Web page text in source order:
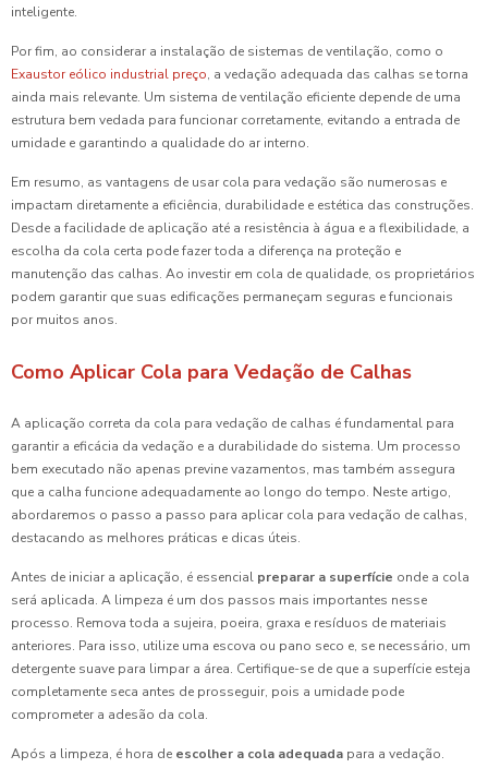
inteligente.
Por fim, ao considerar a instalação de sistemas de ventilação, como o
Exaustor eólico industrial preço, a vedação adequada das calhas se torna
ainda mais relevante. Um sistema de ventilação eficiente depende de uma
estrutura bem vedada para funcionar corretamente, evitando a entrada de
umidade e garantindo a qualidade do ar interno.
Em resumo, as vantagens de usar cola para vedação são numerosas e
impactam diretamente a eficiência, durabilidade e estética das construções.
Desde a facilidade de aplicação até a resistência à água e a flexibilidade, a
escolha da cola certa pode fazer toda a diferença na proteção e
manutenção das calhas. Ao investir em cola de qualidade, os proprietários
podem garantir que suas edificações permaneçam seguras e funcionais
por muitos anos.
Como Aplicar Cola para Vedação de Calhas
A aplicação correta da cola para vedação de calhas é fundamental para
garantir a eficácia da vedação e a durabilidade do sistema. Um processo
bem executado não apenas previne vazamentos, mas também assegura
que a calha funcione adequadamente ao longo do tempo. Neste artigo,
abordaremos o passo a passo para aplicar cola para vedação de calhas,
destacando as melhores práticas e dicas úteis.
Antes de iniciar a aplicação, é essencial preparar a superfície onde a cola
será aplicada. A limpeza é um dos passos mais importantes nesse
processo. Remova toda a sujeira, poeira, graxa e resíduos de materiais
anteriores. Para isso, utilize uma escova ou pano seco e, se necessário, um
detergente suave para limpar a área. Certifique-se de que a superfície esteja
completamente seca antes de prosseguir, pois a umidade pode
comprometer a adesão da cola.
Após a limpeza, é hora de escolher a cola adequada para a vedação.